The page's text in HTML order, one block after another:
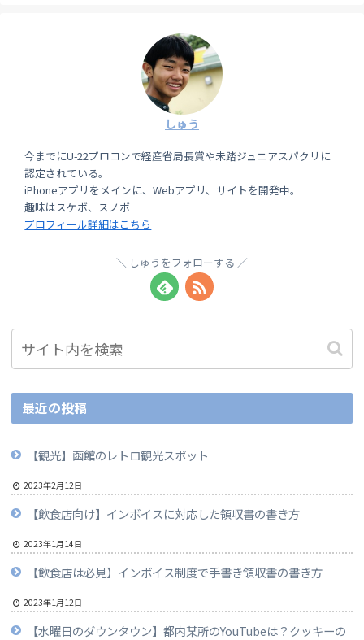
しゅう
今までにU-22プロコンで経産省局長賞や未踏ジュニアスパクリに
認定されている。
iPhoneアプリをメインに、Webアプリ、サイトを開発中。
趣味はスケボ、スノボ
プロフィール詳細はこちら
しゅうをフォローする
最近の投稿
【観光】函館のレトロ観光スポット
2023年2月12日
【飲食店向け】インボイスに対応した領収書の書き方
2023年1月14日
【飲食店は必見】インボイス制度で手書き領収書の書き方
2023年1月12日
【水曜日のダウンタウン】都内某所のYouTubeは？クッキーの